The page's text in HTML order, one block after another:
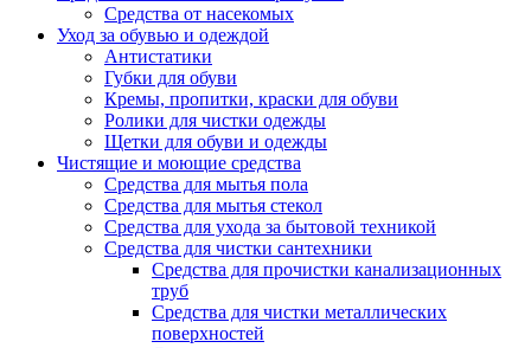
Средства от насекомых
Уход за обувью и одеждой
Антистатики
Губки для обуви
Кремы, пропитки, краски для обуви
Ролики для чистки одежды
Щетки для обуви и одежды
Чистящие и моющие средства
Средства для мытья пола
Средства для мытья стекол
Средства для ухода за бытовой техникой
Средства для чистки сантехники
Средства для прочистки канализационных
труб
Средства для чистки металлических
поверхностей